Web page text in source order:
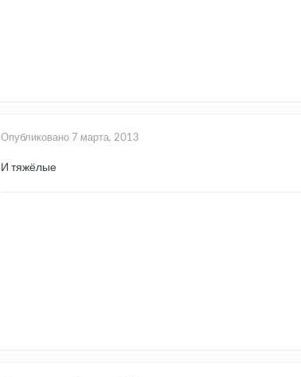
Опубликовано 7 марта, 2013
И тяжёлые